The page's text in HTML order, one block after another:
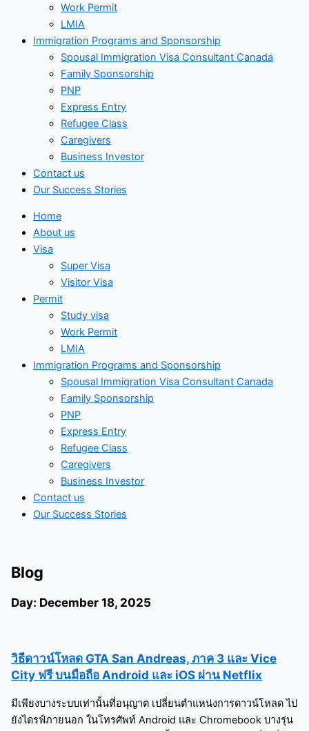
Work Permit
LMIA
Immigration Programs and Sponsorship
Spousal Immigration Visa Consultant Canada
Family Sponsorship
PNP
Express Entry
Refugee Class
Caregivers
Business Investor
Contact us
Our Success Stories
Home
About us
Visa
Super Visa
Visitor Visa
Permit
Study visa
Work Permit
LMIA
Immigration Programs and Sponsorship
Spousal Immigration Visa Consultant Canada
Family Sponsorship
PNP
Express Entry
Refugee Class
Caregivers
Business Investor
Contact us
Our Success Stories
Blog
Day: December 18, 2025
วิธีดาวน์โหลด GTA San Andreas, ภาค 3 และ Vice
City ฟรี บนมือถือ Android และ iOS ผ่าน Netflix
มีเพียงบางระบบเท่านั้นที่อนุญาต เปลี่ยนตำแหน่งการดาวน์โหลด ไป
ยังไดรฟ์ภายนอก ในโทรศัพท์ Android และ Chromebook บางรุ่น